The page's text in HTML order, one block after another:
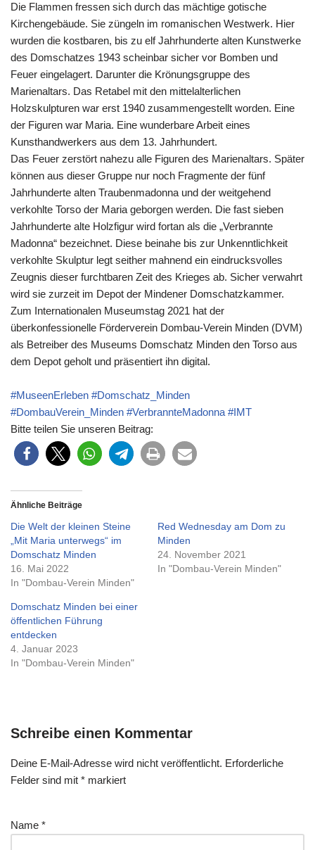
Die Flammen fressen sich durch das mächtige gotische
Kirchengebäude. Sie züngeln im romanischen Westwerk. Hier
wurden die kostbaren, bis zu elf Jahrhunderte alten Kunstwerke
des Domschatzes 1943 scheinbar sicher vor Bomben und
Feuer eingelagert. Darunter die Krönungsgruppe des
Marienaltars. Das Retabel mit den mittelalterlichen
Holzskulpturen war erst 1940 zusammengestellt worden. Eine
der Figuren war Maria. Eine wunderbare Arbeit eines
Kunsthandwerkers aus dem 13. Jahrhundert.
Das Feuer zerstört nahezu alle Figuren des Marienaltars. Später
können aus dieser Gruppe nur noch Fragmente der fünf
Jahrhunderte alten Traubenmadonna und der weitgehend
verkohlte Torso der Maria geborgen werden. Die fast sieben
Jahrhunderte alte Holzfigur wird fortan als die „Verbrannte
Madonna“ bezeichnet. Diese beinahe bis zur Unkenntlichkeit
verkohlte Skulptur legt seither mahnend ein eindrucksvolles
Zeugnis dieser furchtbaren Zeit des Krieges ab. Sicher verwahrt
wird sie zurzeit im Depot der Mindener Domschatzkammer.
Zum Internationalen Museumstag 2021 hat der
überkonfessionelle Förderverein Dombau-Verein Minden (DVM)
als Betreiber des Museums Domschatz Minden den Torso aus
dem Depot geholt und präsentiert ihn digital.
#MuseenErleben #Domschatz_Minden
#DombauVerein_Minden #VerbrannteMadonna #IMT
Bitte teilen Sie unseren Beitrag:
Ähnliche Beiträge
Die Welt der kleinen Steine
„Mit Maria unterwegs“ im
Domschatz Minden
16. Mai 2022
In "Dombau-Verein Minden"
Red Wednesday am Dom zu
Minden
24. November 2021
In "Dombau-Verein Minden"
Domschatz Minden bei einer
öffentlichen Führung
entdecken
4. Januar 2023
In "Dombau-Verein Minden"
Schreibe einen Kommentar
Deine E-Mail-Adresse wird nicht veröffentlicht. Erforderliche
Felder sind mit * markiert
Name *